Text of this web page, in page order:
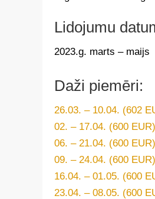
Lidojumu
2023.g. marts – maijs
Daži piemēri:
26.03. – 10.04. (602
02. – 17.04. (600 EUR)
06. – 21.04. (600 EUR)
09. – 24.04. (600 EUR)
16.04. – 01.05. (600
23.04. – 08.05. (600